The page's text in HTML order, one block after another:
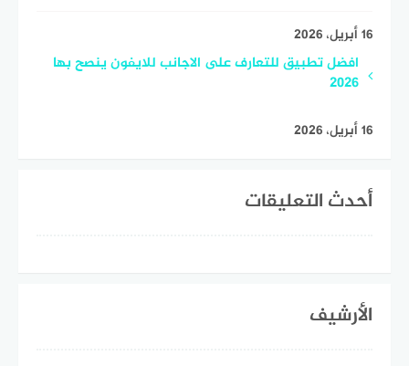
16 أبريل، 2026
افضل تطبيق للتعارف على الاجانب للايفون ينصح بها
2026
16 أبريل، 2026
أحدث التعليقات
الأرشيف